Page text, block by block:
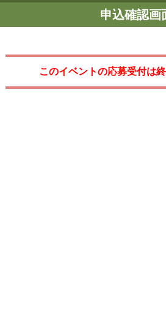
申込確認画
このイベントの応募受付は終